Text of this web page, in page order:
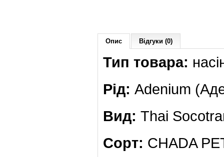
Опис Відгуки (0)
Тип товара:
Рід: Adenium
Вид: Thai
Сорт: CHADA